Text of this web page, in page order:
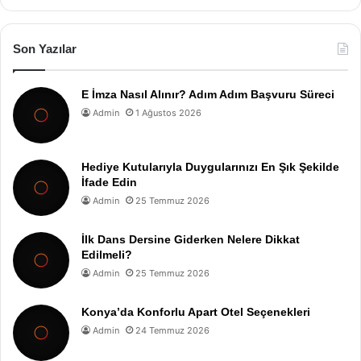
Son Yazılar
E İmza Nasıl Alınır? Adım Adım Başvuru Süreci
Admin 1 Ağustos 2026
Hediye Kutularıyla Duygularınızı En Şık Şekilde
İfade Edin
Admin 25 Temmuz 2026
İlk Dans Dersine Giderken Nelere Dikkat
Edilmeli?
Admin 25 Temmuz 2026
Konya’da Konforlu Apart Otel Seçenekleri
Admin 24 Temmuz 2026